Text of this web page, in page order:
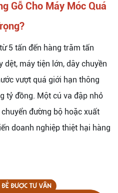
Gỗ Cho Máy Móc Quá
5 tấn đến hàng trăm tấn
dệt, máy tiện lớn, dây chuyền
vượt quá giới hạn thông
tỷ đồng. Một cú va đập nhỏ
đường bộ hoặc xuất
doanh nghiệp thiệt hại hàng